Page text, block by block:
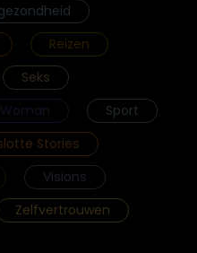
Reizen
Seks
Sport
Stories
Visions
Zelfvertrouwen